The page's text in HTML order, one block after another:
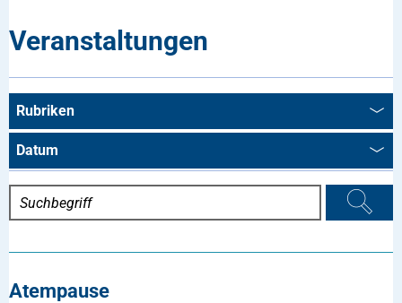
Veranstaltungen
Rubriken
Datum
Atempause